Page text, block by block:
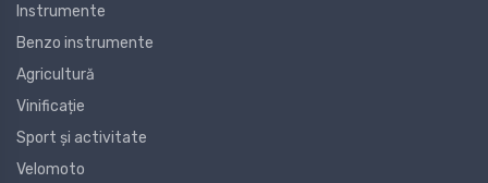
Instrumente
Benzo instrumente
Agricultură
Vinificație
Sport și activitate
Velomoto